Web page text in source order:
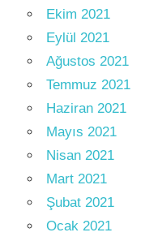
Ekim 2021
Eylül 2021
Ağustos 2021
Temmuz 2021
Haziran 2021
Mayıs 2021
Nisan 2021
Mart 2021
Şubat 2021
Ocak 2021